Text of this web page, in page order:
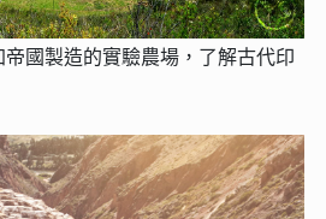
帝國製造的實驗農場，了解古代印